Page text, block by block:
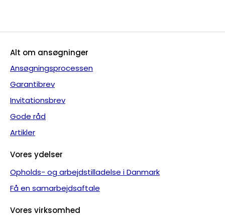
Alt om ansøgninger
Ansøgningsprocessen
Garantibrev
Invitationsbrev
Gode råd
Artikler
Vores ydelser
Opholds- og arbejdstilladelse i Danmark
Få en samarbejdsaftale
Vores virksomhed